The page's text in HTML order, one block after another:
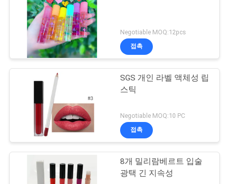
Negotiable MOQ:12pcs
접촉
SGS 개인 라벨 액체성 립
스틱
Negotiable MOQ:10 PC
접촉
8개 밀리람베르트 입술
광택 긴 지속성